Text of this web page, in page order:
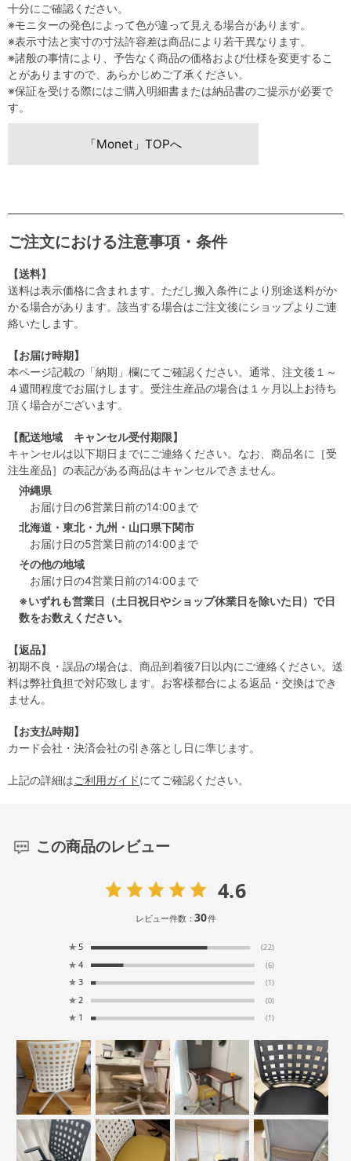
十分にご確認ください。
※モニターの発色によって色が違って見える場合があります。
※表示寸法と実寸の寸法許容差は商品により若干異なります。
※諸般の事情により、予告なく商品の価格および仕様を変更するこ
とがありますので、あらかじめご了承ください。
※保証を受ける際にはご購入明細書または納品書のご提示が必要で
す。
「Monet」TOPへ
ご注文における注意事項・条件
【送料】
送料は表示価格に含まれます。ただし搬入条件により別途送料がか
かる場合があります。該当する場合はご注文後にショップよりご連
絡いたします。
【お届け時期】
本ページ記載の「納期」欄にてご確認ください。通常、注文後１～
４週間程度でお届けします。受注生産品の場合は１ヶ月以上お待ち
頂く場合がございます。
【配送地域 キャンセル受付期限】
キャンセルは以下期日までにご連絡ください。なお、商品名に［受
注生産品］の表記がある商品はキャンセルできません。
沖縄県
お届け日の6営業日前の14:00まで
北海道・東北・九州・山口県下関市
お届け日の5営業日前の14:00まで
その他の地域
お届け日の4営業日前の14:00まで
※いずれも営業日（土日祝日やショップ休業日を除いた日）で日
数をお数えください。
【返品】
初期不良・誤品の場合は、商品到着後7日以内にご連絡ください。送
料は弊社負担で対応致します。お客様都合による返品・交換はでき
ません。
【お支払時期】
カード会社・決済会社の引き落とし日に準じます。
上記の詳細はご利用ガイドにてご確認ください。
この商品のレビュー
4.6
レビュー件数：30件
★ 5 (22)
★ 4 (6)
★ 3 (1)
★ 2 (0)
★ 1 (1)